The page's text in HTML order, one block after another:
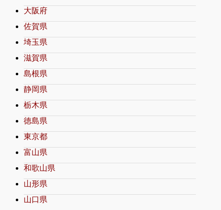
大阪府
佐賀県
埼玉県
滋賀県
島根県
静岡県
栃木県
徳島県
東京都
富山県
和歌山県
山形県
山口県